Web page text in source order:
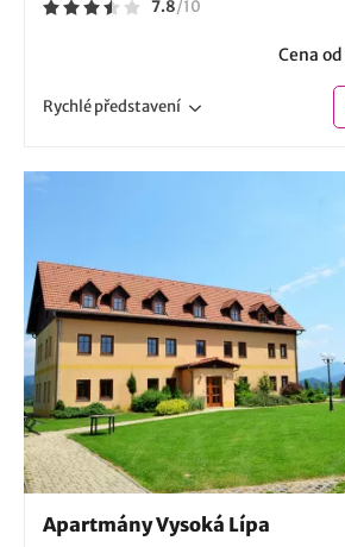
7.8/10
Cena od
Rychlépředstavení
Apartmány Vysoká Lípa